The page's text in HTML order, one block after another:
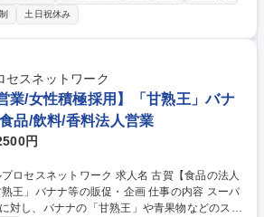
【社内業務】■経理（伝票起
、予算管理、等）■人事総務（採用・退職関
社保手続)、人材育成、資産・備品管理、安全
【顧客支援業務】■銀行から紹介されたお客様
せた自社ソリューション（DX支援、業務効率
は物足りない」「専門性を広げたい」という方
土日祝休み
セスネットワーク
業/女性積極採用】「甘熟王」バナ
品/飲料/香料法人営業
円
ワーク 求人名 古賀【食品の法人
ナ等の販促・企画 仕事の内容 スーパ
対し、バナナの「甘熟王」や青果物などのスミ